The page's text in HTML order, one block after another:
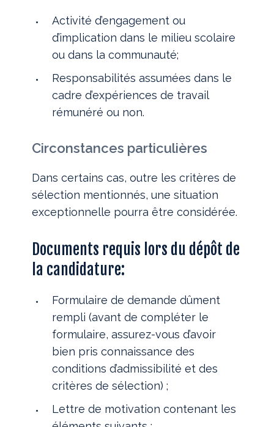
Activité d’engagement ou
d’implication dans le milieu scolaire
ou dans la communauté;
Responsabilités assumées dans le
cadre d’expériences de travail
rémunéré ou non.
Circonstances particulières
Dans certains cas, outre les critères de
sélection mentionnés, une situation
exceptionnelle pourra être considérée.
Documents requis lors du dépôt de
la candidature:
Formulaire de demande dûment
rempli (avant de compléter le
formulaire, assurez-vous d’avoir
bien pris connaissance des
conditions d’admissibilité et des
critères de sélection) ;
Lettre de motivation contenant les